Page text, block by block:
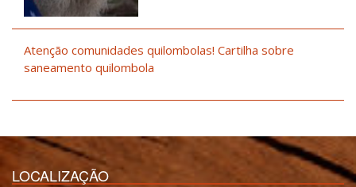
Atenção comunidades quilombolas! Cartilha sobre
saneamento quilombola
LOCALIZAÇÃO